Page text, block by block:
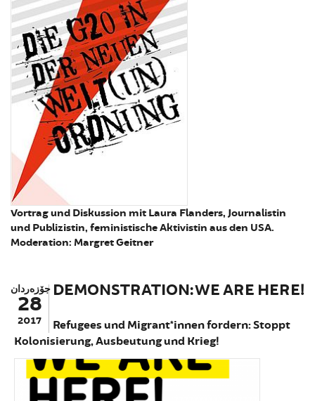
Vortrag und Diskussion mit Laura Flanders, Journalistin
und Publizistin, feministische Aktivistin aus den USA.
Moderation: Margret Geitner
جۆزەردان
28
2017
DEMONSTRATION: WE ARE HERE!
Refugees und Migrant*innen fordern: Stoppt
Kolonisierung, Ausbeutung und Krieg!